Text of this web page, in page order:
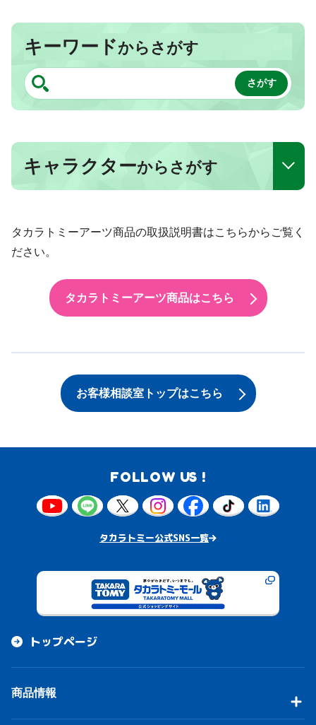
キーワードからさがす
キャラクターからさがす
タカラトミーアーツ商品の取扱説明書はこちらからご覧く
ださい。
タカラトミーアーツ商品はこちら
お客様相談室トップはこちら
FOLLOW US !
タカラトミー公式SNS一覧
トップページ
商品情報